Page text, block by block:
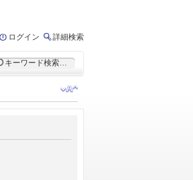
ログイン 詳細検索